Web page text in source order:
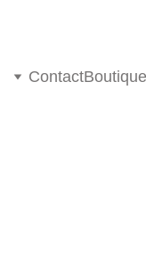
ContactBoutique